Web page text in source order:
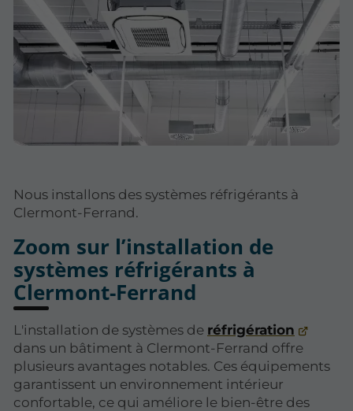
Nous installons des systèmes réfrigérants à
Clermont-Ferrand.
Zoom sur l’installation de
systèmes réfrigérants à
Clermont-Ferrand
L'installation de systèmes de réfrigération
dans un bâtiment à Clermont-Ferrand offre
plusieurs avantages notables. Ces équipements
garantissent un environnement intérieur
confortable, ce qui améliore le bien-être des